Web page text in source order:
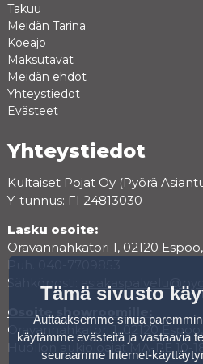
Takuu
Meidän Tarina
Koeajo
Maksutavat
Meidän ehdot
Yhteystiedot
Evästeet
Yhteystiedot
Kultaiset Pojat Oy (Pyörä
Y-tunnus: FI 24813030
Lasku osoite:
Oravannahkatori 1, 02120
Sähköposti:
Osoite showroomille:
Oravannahkatori 1, 02120 Espoo,
Huollon aukioloajat MA-PE 10-18
Tämä sivusto
Auttaaksemme sinua
käytämme evästeitä ja vastaavia
seuraamme Internet-